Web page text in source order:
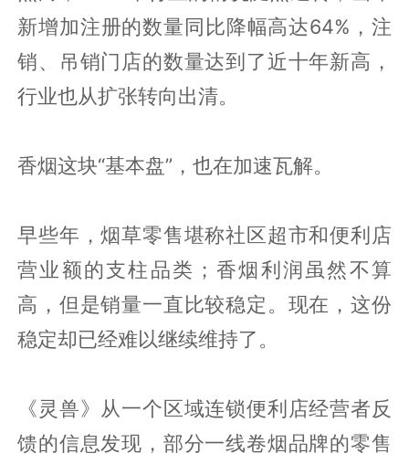
新增加注册的数量同比降幅高达64%，注
销、吊销门店的数量达到了近十年新高，
行业也从扩张转向出清。
香烟这块“基本盘”，也在加速瓦解。
早些年，烟草零售堪称社区超市和便利店
营业额的支柱品类；香烟利润虽然不算
高，但是销量一直比较稳定。现在，这份
稳定却已经难以继续维持了。
《灵兽》从一个区域连锁便利店经营者反
馈的信息发现，部分一线卷烟品牌的零售